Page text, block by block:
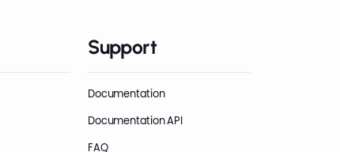
Support
Documentation
Documentation API
FAQ